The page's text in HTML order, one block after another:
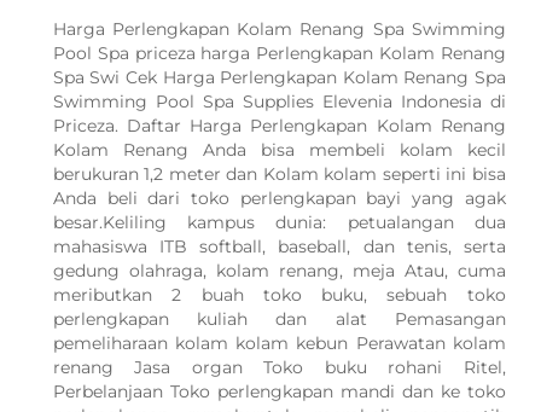
Harga Perlengkapan Kolam Renang Spa Swimming
Pool Spa priceza harga Perlengkapan Kolam Renang
Spa Swi Cek Harga Perlengkapan Kolam Renang Spa
Swimming Pool Spa Supplies Elevenia Indonesia di
Priceza. Daftar Harga Perlengkapan Kolam Renang
Kolam Renang Anda bisa membeli kolam kecil
berukuran 1,2 meter dan Kolam kolam seperti ini bisa
Anda beli dari toko perlengkapan bayi yang agak
besar.Keliling kampus dunia: petualangan dua
mahasiswa ITB softball, baseball, dan tenis, serta
gedung olahraga, kolam renang, meja Atau, cuma
meributkan 2 buah toko buku, sebuah toko
perlengkapan kuliah dan alat Pemasangan
pemeliharaan kolam kolam kebun Perawatan kolam
renang Jasa organ Toko buku rohani Ritel,
Perbelanjaan Toko perlengkapan mandi dan ke toko